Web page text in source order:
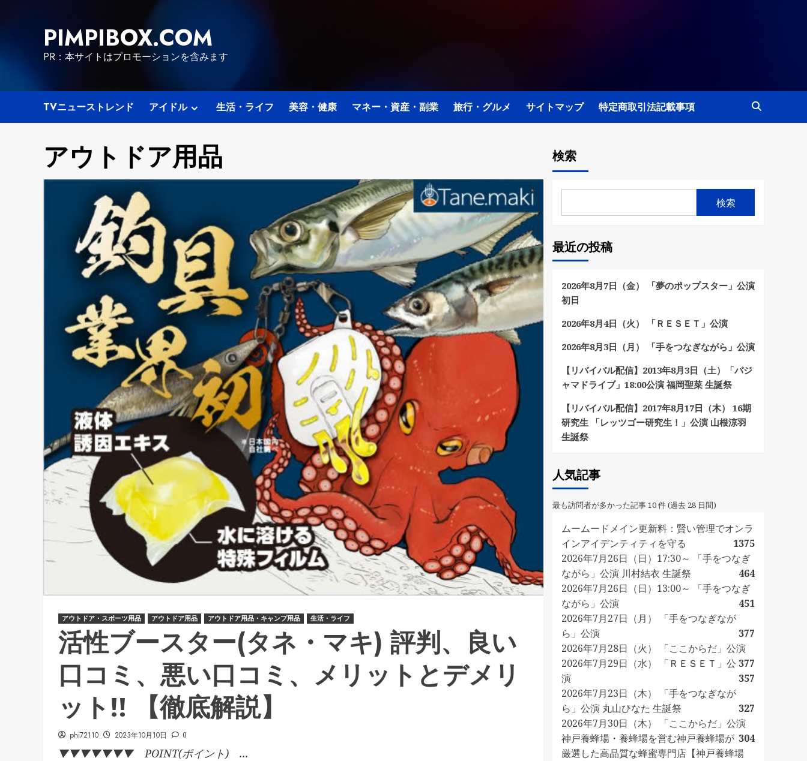
PIMPIBOX.COM
PR：本サイトはプロモーションを含みます
TVニューストレンド アイドル 生活・ライフ 美容・健康 マネー・資産・副業 旅行・グルメ サイトマップ 特定商取引法記載事項
アウトドア用品
アウトドア・スポーツ用品 アウトドア用品 アウトドア用品・キャンプ用品 生活・ライフ
活性ブースター(タネ・マキ) 評判、良い
口コミ、悪い口コミ、メリットとデメリ
ット!! 【徹底解説】
phi72110 2023年10月10日 0
▼▼▼▼▼▼▼ POINT(ポイント) ...
検索
検索
最近の投稿
2026年8月7日（金） 「夢のポップスター」公演
初日
2026年8月4日（火） 「ＲＥＳＥＴ」公演
2026年8月3日（月） 「手をつなぎながら」公演
【リバイバル配信】2013年8月3日（土）「パジ
ャマドライブ」18:00公演 福岡聖菜 生誕祭
【リバイバル配信】2017年8月17日（木） 16期
研究生 「レッツゴー研究生！」公演 山根涼羽
生誕祭
人気記事
最も訪問者が多かった記事 10 件 (過去 28 日間)
ムームードメイン更新料：賢い管理でオンラ
インアイデンティティを守る
1375
2026年7月26日（日）17:30～ 「手をつなぎ
ながら」公演 川村結衣 生誕祭
464
2026年7月26日（日）13:00～ 「手をつなぎ
ながら」公演
451
2026年7月27日（月） 「手をつなぎなが
ら」公演
377
2026年7月28日（火） 「ここからだ」公演
377
2026年7月29日（水） 「ＲＥＳＥＴ」公
演
357
2026年7月23日（木） 「手をつなぎなが
ら」公演 丸山ひなた 生誕祭
327
2026年7月30日（木） 「ここからだ」公演
304
神戸養蜂場・養蜂場を営む神戸養蜂場が
厳選した高品質な蜂蜜専門店【神戸養蜂場